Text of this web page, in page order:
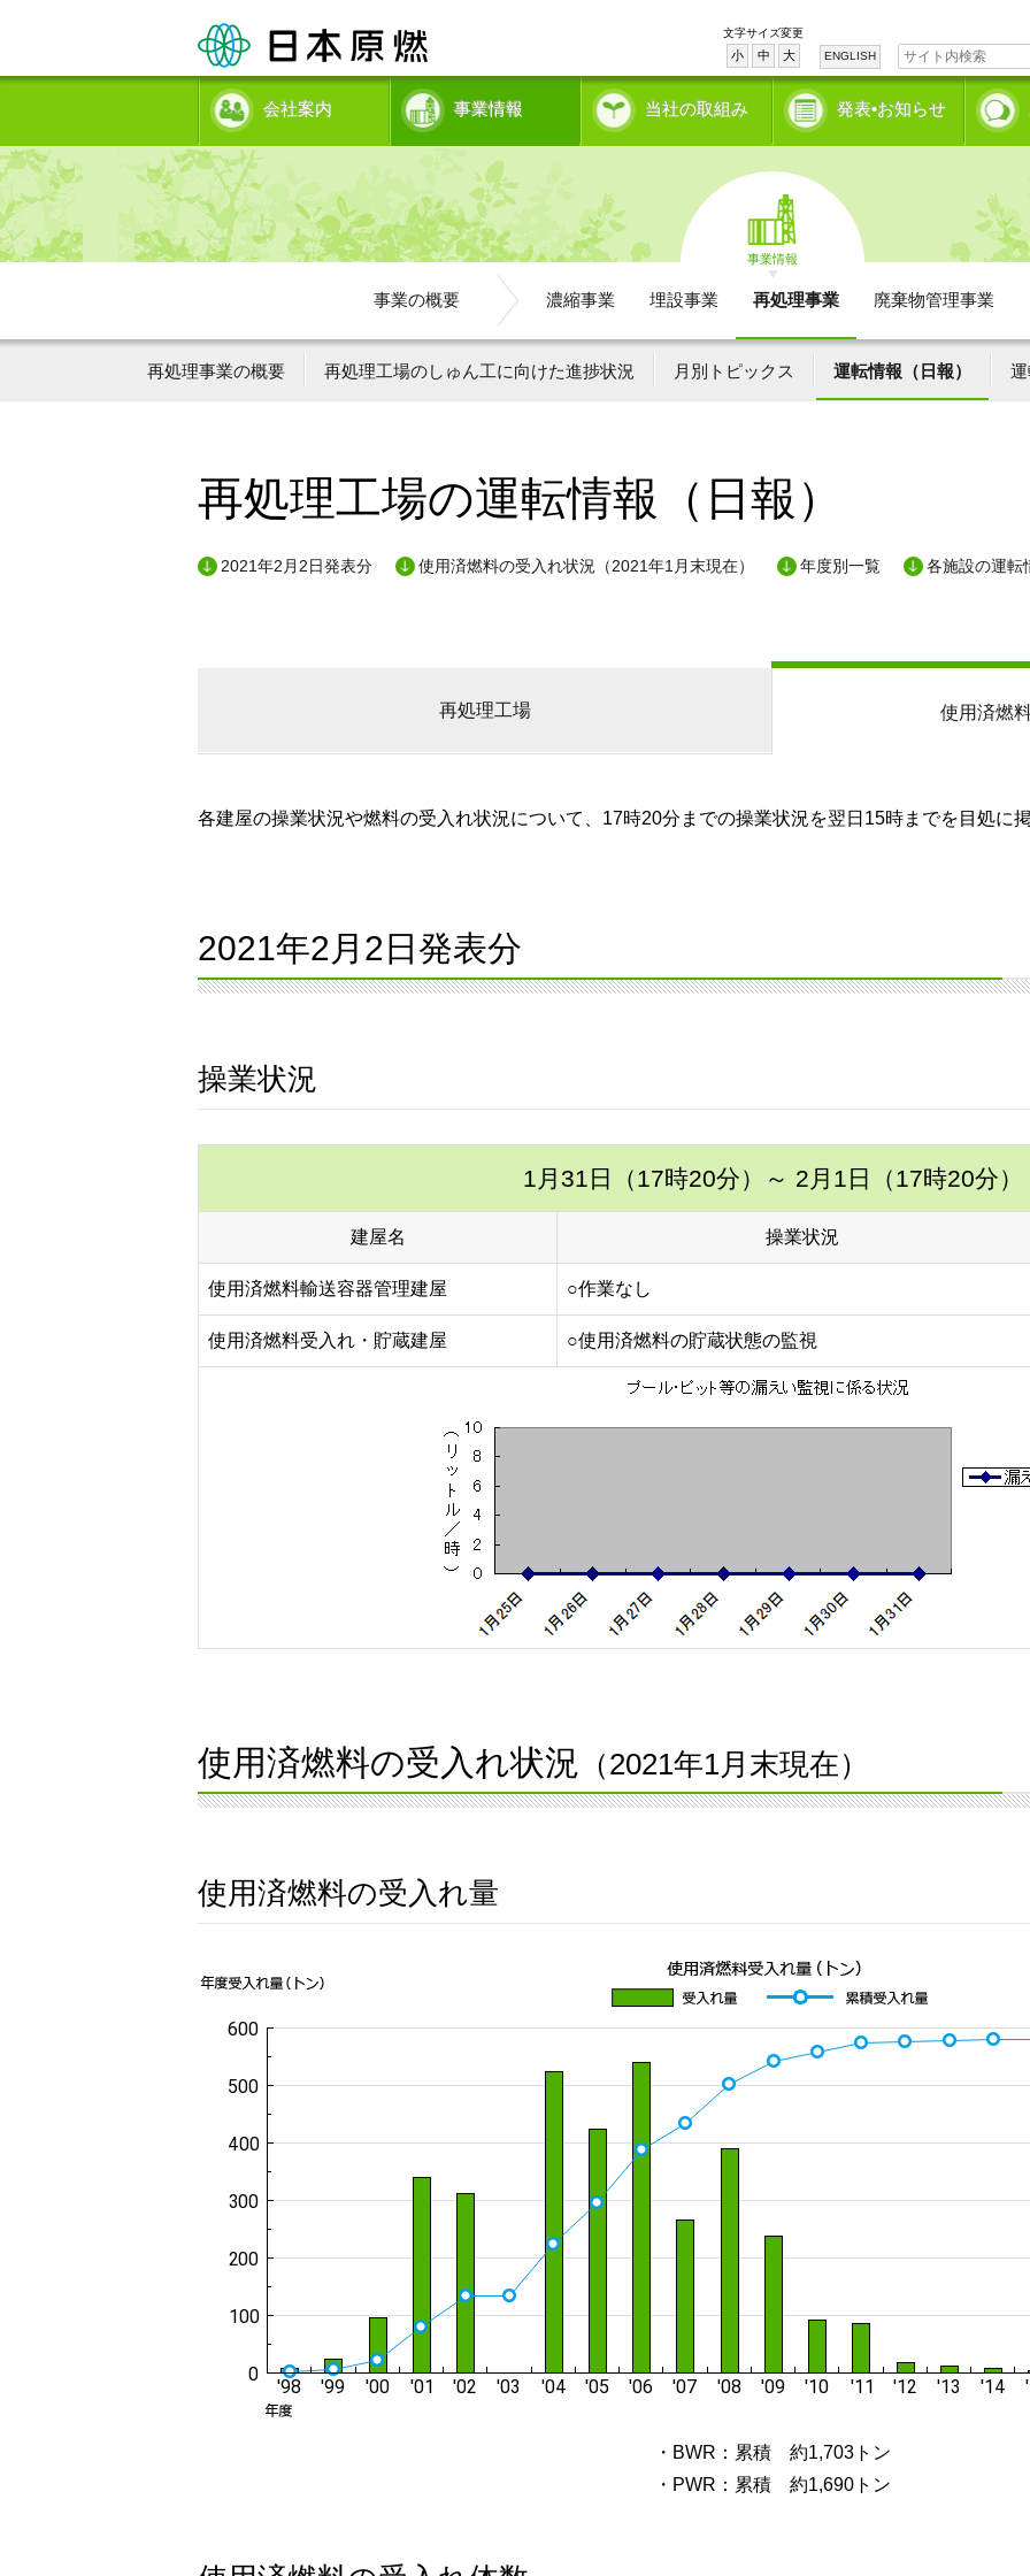
文字サイズ変更
小 中 大 ENGLISH
会社案内 事業情報 当社の取組み 発表•お知らせ
事業情報
事業の概要 濃縮事業 埋設事業 再処理事業 廃棄物管理事業
再処理事業の概要 再処理工場のしゅん工に向けた進捗状況 月別トピックス 運転情報（日報）
再処理工場の運転情報（日報）
2021年2月2日発表分 使用済燃料の受入れ状況（2021年1月末現在） 年度別一覧 各施設の運転
再処理工場 使用済燃
各建屋の操業状況や燃料の受入れ状況について、17時20分までの操業状況を翌日15時までを目処に
2021年2月2日発表分
操業状況
1月31日（17時20分） ～ 2月1日（17時20分）
建屋名 操業状況
使用済燃料輸送容器管理建屋 ○作業なし
使用済燃料受入れ・貯蔵建屋 ○使用済燃料の貯蔵状態の監視
使用済燃料の受入れ状況 （2021年1月末現在）
使用済燃料の受入れ量
・BWR：累積 約1,703トン
・PWR：累積 約1,690トン